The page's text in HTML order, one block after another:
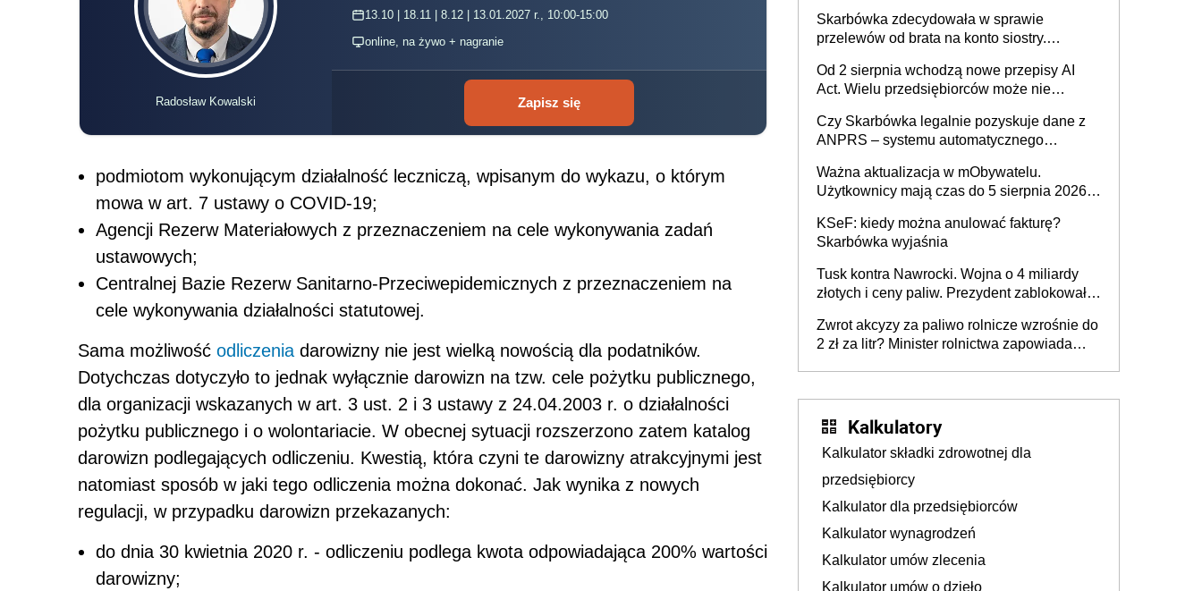
Radosław Kowalski
13.10 | 18.11 | 8.12 | 13.01.2027 r., 10:00-15:00
online, na żywo + nagranie
Zapisz się
podmiotom wykonującym działalność leczniczą, wpisanym do wykazu, o którym
mowa w art. 7 ustawy o COVID-19;
Agencji Rezerw Materiałowych z przeznaczeniem na cele wykonywania zadań
ustawowych;
Centralnej Bazie Rezerw Sanitarno-Przeciwepidemicznych z przeznaczeniem na
cele wykonywania działalności statutowej.
Sama możliwość odliczenia darowizny nie jest wielką nowością dla podatników.
Dotychczas dotyczyło to jednak wyłącznie darowizn na tzw. cele pożytku publicznego,
dla organizacji wskazanych w art. 3 ust. 2 i 3 ustawy z 24.04.2003 r. o działalności
pożytku publicznego i o wolontariacie. W obecnej sytuacji rozszerzono zatem katalog
darowizn podlegających odliczeniu. Kwestią, która czyni te darowizny atrakcyjnymi jest
natomiast sposób w jaki tego odliczenia można dokonać. Jak wynika z nowych
regulacji, w przypadku darowizn przekazanych:
do dnia 30 kwietnia 2020 r. - odliczeniu podlega kwota odpowiadająca 200% wartości
darowizny;
Skarbówka zdecydowała w sprawie
przelewów od brata na konto siostry.
darowizna, ale podatku jednak nie będzie
Od 2 sierpnia wchodzą nowe przepisy AI
Act. Wielu przedsiębiorców może nie
Czy Skarbówka legalnie pozyskuje dane z
ANPRS – systemu automatycznego
pojazdów z kamer drogowych?
Ważna aktualizacja w mObywatelu.
Użytkownicy mają czas do 5 sierpnia 2026
KSeF: kiedy można anulować fakturę?
Skarbówka wyjaśnia
Tusk kontra Nawrocki. Wojna o 4 miliardy
złotych i ceny paliw. Prezydent zablokował
wymierzonym we wszystkich polskich
kierowców”
Zwrot akcyzy za paliwo rolnicze wzrośnie do
2 zł za litr? Minister rolnictwa zapowiada
Kalkulatory
Kalkulator składki zdrowotnej dla
przedsiębiorcy
Kalkulator dla przedsiębiorców
Kalkulator wynagrodzeń
Kalkulator umów zlecenia
Kalkulator umów o dzieło